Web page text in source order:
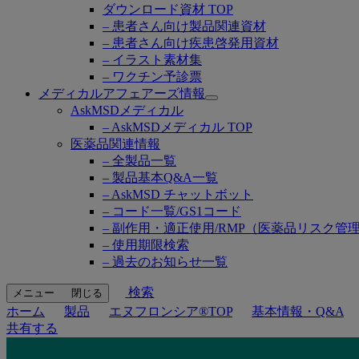
ダウンロード資材 TOP
– 患者さん向け製品関連資材
– 患者さん向け疾患啓発用資材
– イラスト素材集
– ワクチン予診票
メディカルアフェアーズ情報
Open
AskMSDメディカル
– AskMSDメディカル TOP
医薬品関連情報
– 全製品一覧
– 製品基本Q&A一覧
– AskMSD チャットボット
– コード一覧/GS1コード
– 副作用・適正使用/RMP（医薬品リスク管理
– 使用期限検索
– 過去のお知らせ一覧
メニュー 閉じる
検索
ホーム
製品 エヌフロンシア®TOP 基本情報・Q&A
共有する